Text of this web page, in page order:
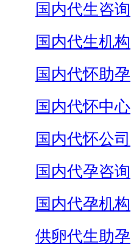
国内代生咨询
国内代生机构
国内代怀助孕
国内代怀中心
国内代怀公司
国内代孕咨询
国内代孕机构
供卵代生助孕